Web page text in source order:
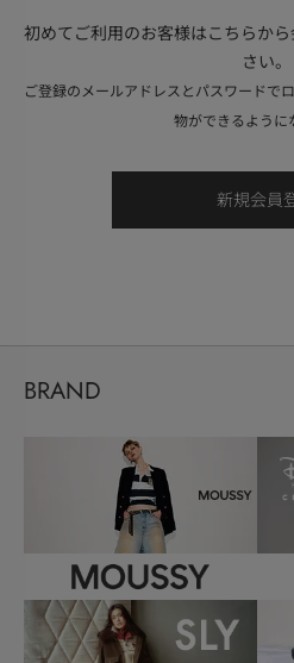
初めてご利用のお客様はこちらか
さい。
ご登録のメールアドレスとパスワードで
物ができるように
BRAND